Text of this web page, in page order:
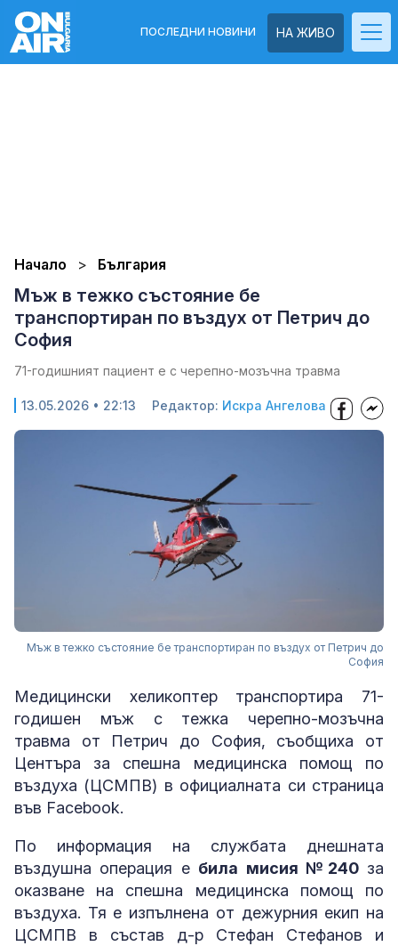
НА ЖИВО
ПОСЛЕДНИ НОВИНИ
Начало България
Мъж в тежко състояние бе
транспортиран по въздух от Петрич до
София
71-годишният пациент е с черепно-мозъчна травма
13.05.2026 • 22:13 Редактор: Искра Ангелова
Мъж в тежко състояние бе транспортиран по въздух от Петрич до
София
Медицински хеликоптер транспортира 71-
годишен мъж с тежка черепно-мозъчна
травма от Петрич до София, съобщиха от
Центъра за спешна медицинска помощ по
въздуха (ЦСМПВ) в официалната си страница
във Facebook.
По информация на службата днешната
въздушна операция е била мисия №240за
оказване на спешна медицинска помощ по
въздуха. Тя е изпълнена от дежурния екип на
ЦСМПВ в състав д-р Стефан Стефанов и